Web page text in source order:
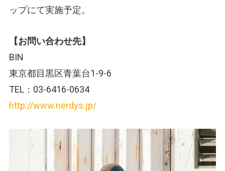
ップにて実施予定。
【お問い合わせ先】
BIN
東京都目黒区青葉台1-9-6
TEL：03-6416-0634
http://www.nerdys.jp/